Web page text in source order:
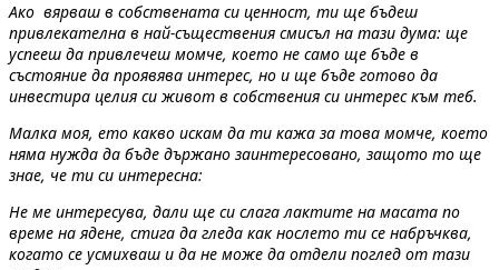
Ако вярваш в собствената си ценност, ти ще бъдеш
привлекателна в най-съществения смисъл на тази дума: ще
успееш да привлечеш момче, което не само ще бъде в
състояние да проявява интерес, но и ще бъде готово да
инвестира целия си живот в собствения си интерес към теб.
Малка моя, ето какво искам да ти кажа за това момче, което
няма нужда да бъде държано заинтересовано, защото то ще
знае, че ти си интересна:
Не ме интересува, дали ще си слага лактите на масата по
време на ядене, стига да гледа как нослето ти се набръчква,
когато се усмихваш и да не може да отдели поглед от тази